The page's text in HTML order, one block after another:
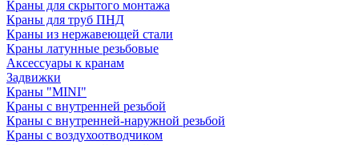
Краны для скрытого монтажа
Краны для труб ПНД
Краны из нержавеющей стали
Краны латунные резьбовые
Аксессуары к кранам
Задвижки
Краны "MINI"
Краны с внутренней резьбой
Краны с внутренней-наружной резьбой
Краны с воздухоотводчиком